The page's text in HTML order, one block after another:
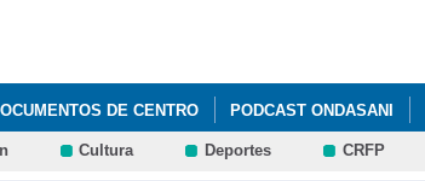
DE CENTRO PODCAST ONDASANI
Cultura Deportes CRFP